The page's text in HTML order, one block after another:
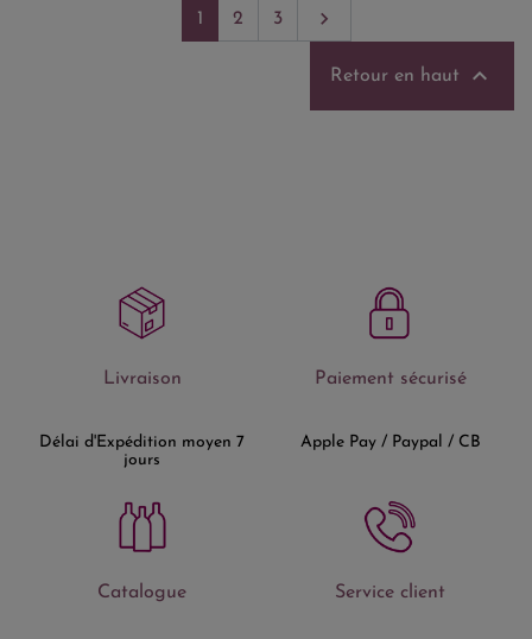
1 2 3 Suivant

Retour en haut 
Livraison
Délai d'Expédition moyen 7
jours
Paiement sécurisé
Apple Pay / Paypal / CB
Catalogue Service client